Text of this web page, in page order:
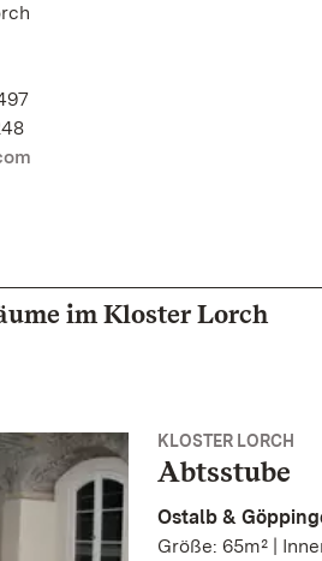
im Kloster Lorch
KLOSTER LORCH
Abtsstube
Ostalb &
Größe: 65m² |